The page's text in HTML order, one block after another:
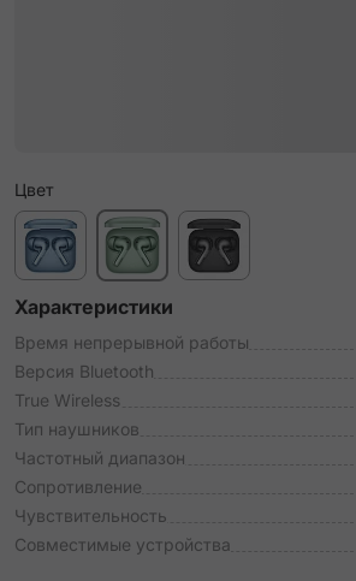
Цвет
Характеристики
Время непрерывной работы
Версия Bluetooth
True Wireless
Тип наушников
Частотный диапазон
Сопротивление
Чувствительность
Совместимые устройства